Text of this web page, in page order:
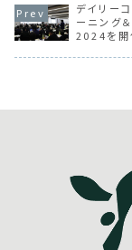
ーゲットに、粗飼料
給与のキーポイント
や、バーアグのデハ
イコーンサイレー
ジ・デハイ大麦サイ
デイリー
ーニング
2024を開